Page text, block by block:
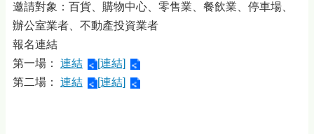
邀請對象：百貨、購物中心、零售業、餐飲業、停車場、
辦公室業者、不動產投資業者
報名連結
第一場： 連結
[連結]
第二場： 連結 [連結]